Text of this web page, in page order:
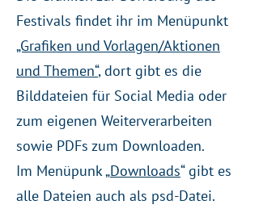
Festivals findet ihr im Menüpunkt
„Grafiken und Vorlagen/Aktionen
und Themen“, dort gibt es die
Bilddateien für Social Media oder
zum eigenen Weiterverarbeiten
sowie PDFs zum Downloaden.
Im Menüpunk „Downloads“ gibt es
alle Dateien auch als psd-Datei.